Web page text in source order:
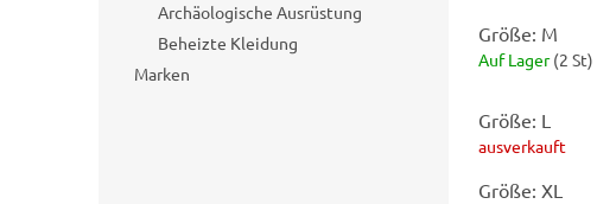
Archäologische Ausrüstung
Beheizte Kleidung
Marken
Größe: M
Auf Lager(2 St)
Größe: L
ausverkauft
Größe: XL